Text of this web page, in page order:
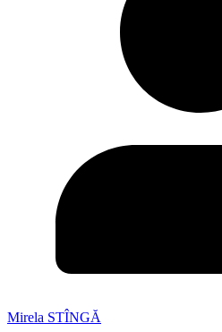
Mirela STÎNGĂ